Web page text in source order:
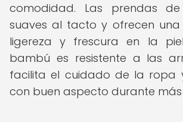
comodidad. Las prendas
suaves al tacto y ofrecen una
ligereza y frescura en la
bambú es resistente a las
facilita el cuidado de la ropa
con buen aspecto durante